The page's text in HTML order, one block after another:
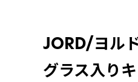
JORD/ヨル
グラス入り